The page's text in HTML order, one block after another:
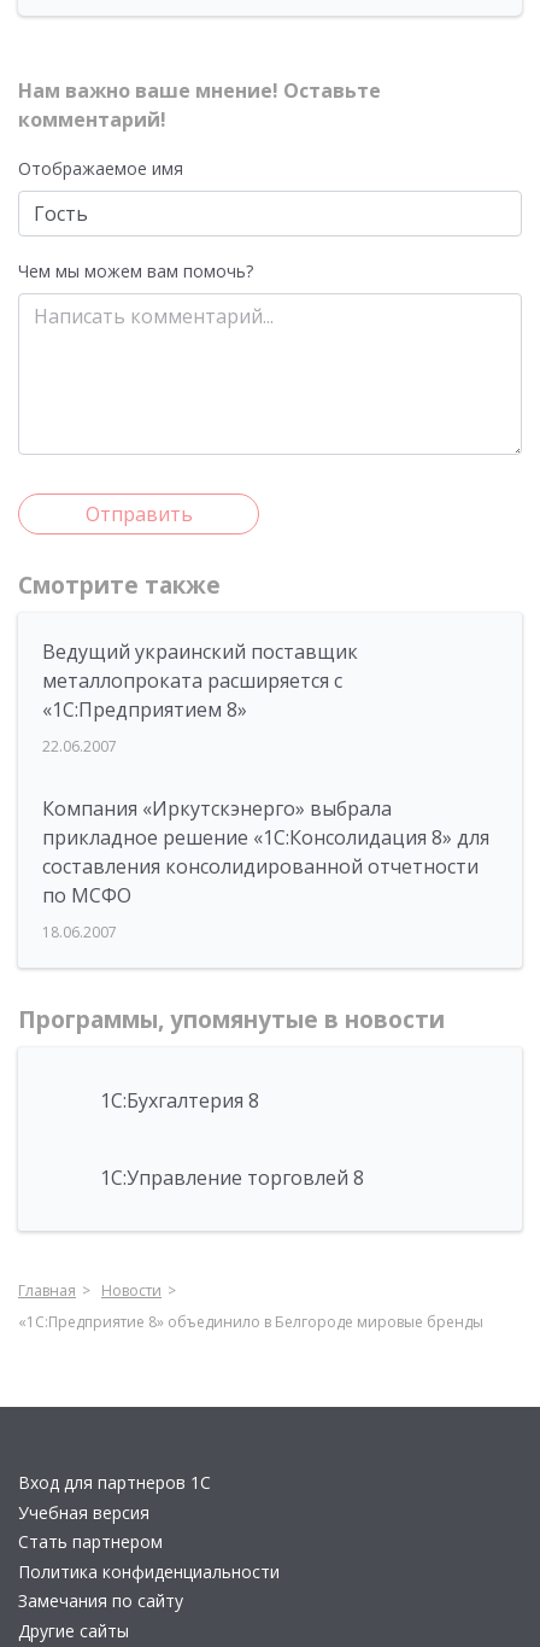
Нам важно ваше мнение! Оставьте
комментарий!
Отображаемое имя
Чем мы можем вам помочь?
Отправить
Смотрите также
Ведущий украинский поставщик
металлопроката расширяется с
«1С:Предприятием 8»
22.06.2007
Компания «Иркутскэнерго» выбрала
прикладное решение «1С:Консолидация 8» для
составления консолидированной отчетности
по МСФО
18.06.2007
Программы, упомянутые в новости
1С:Бухгалтерия 8
1С:Управление торговлей 8
Главная
Новости
«1С:Предприятие 8» объединило в Белгороде мировые бренды
Вход для партнеров 1С
Учебная версия
Стать партнером
Политика конфиденциальности
Замечания по сайту
Другие сайты